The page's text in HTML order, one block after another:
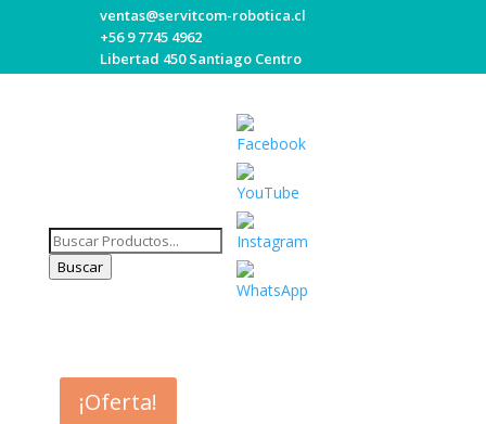
ventas@servitcom-robotica.cl
+56 9 7745 4962
Libertad 450 Santiago Centro
Búsqueda
deBuscar
¡Oferta!
Set
Youtube